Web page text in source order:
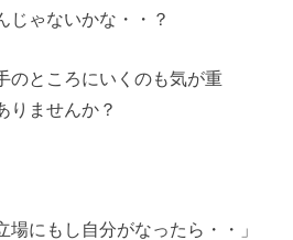
じゃないかな・・？
のところにいくのも気が重
りませんか？
にもし自分がなったら・・」